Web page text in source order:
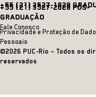
+55 (21) 3527-1828
+55 (21) 3527-2628 PÓS-
GRADUAÇÃO
Fale Conosco
Privacidade e Proteção de
Pessoais
©2026 PUC-Rio – Todos os
reservados